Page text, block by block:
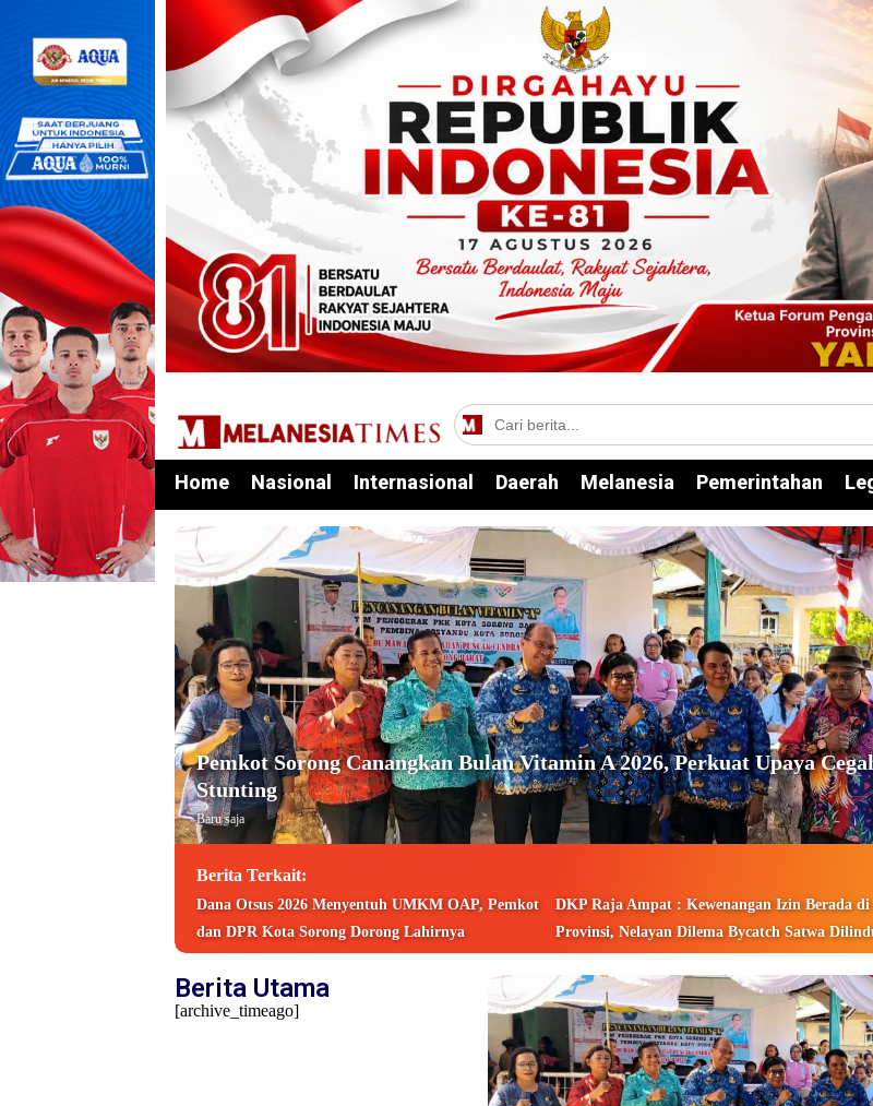
Home Nasional Internasional Daerah Melanesia Pemerintahan
Pemkot Sorong Canangkan Bulan Vitamin A 2026, Perkuat Upaya
Stunting
Baru saja
Berita Terkait:
Dana Otsus 2026 Menyentuh UMKM OAP, Pemkot
dan DPR Kota Sorong Dorong Lahirnya
DKP Raja Ampat : Kewenangan Izin Berada di
Provinsi, Nelayan Dilema Bycatch Satwa
Berita Utama
[archive_timeago]